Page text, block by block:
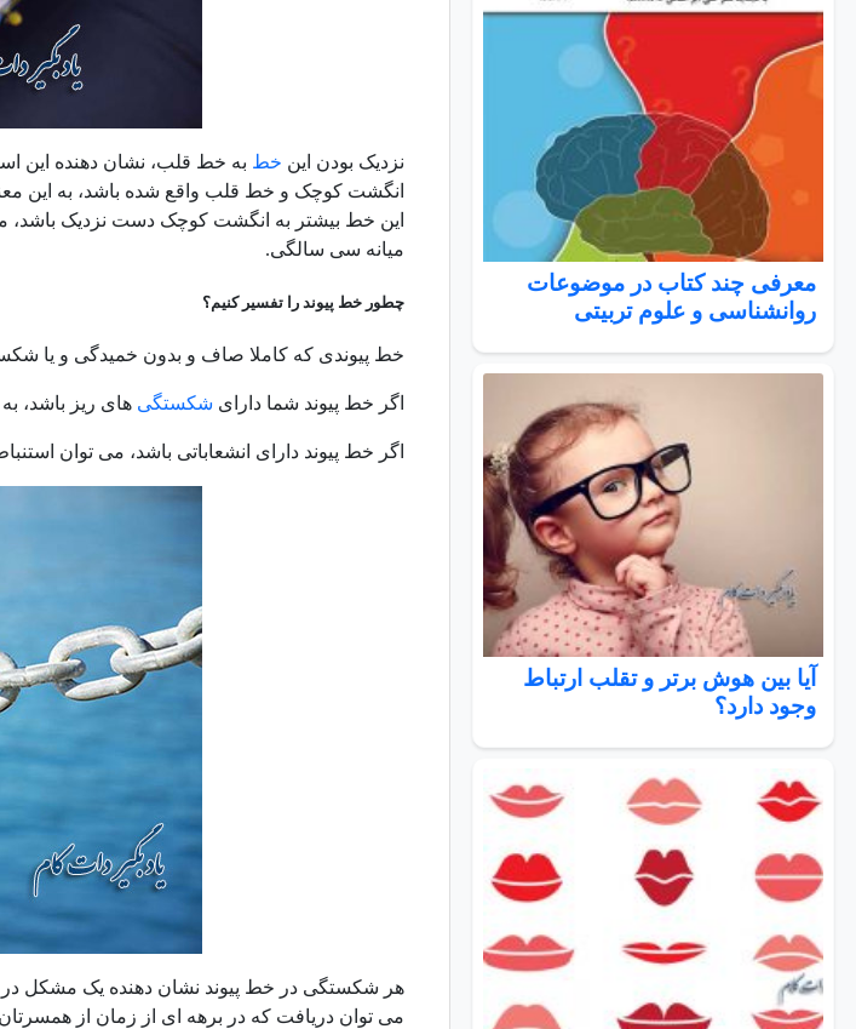
معرفی چند کتاب در موضوعات
روانشناسی و علوم تربیتی
آیا بین هوش برتر و تقلب ارتباط
وجود دارد؟
نزدیک بودن این خط
میانه سی سالگی.
چطور خط پیوند را تفسیر کنیم؟
خط پیوندی که کاملا صاف و بدون خمیدگی و یا
اگر خط پیوند شما دارای شکستگی های ریز باشد،
اگر خط پیوند دارای انشعاباتی باشد، می توان
هر شکستگی در خط پیوند نشان دهنده یک مشکل در
می توان دریافت که در برهه ای از زمان از